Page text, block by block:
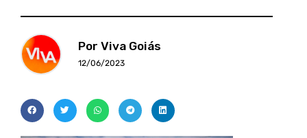
Por Viva Goiás
12/06/2023